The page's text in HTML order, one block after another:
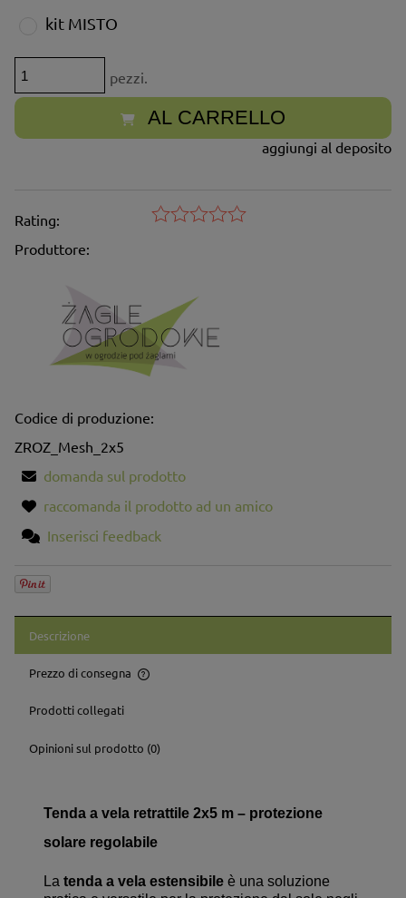
kit MISTO
pezzi.
AL CARRELLO
aggiungi al deposito
Rating:
Produttore:
Codice di produzione:
ZROZ_Mesh_2x5
domanda sul prodotto
raccomanda il prodotto ad un amico
Inserisci feedback
Descrizione
Prezzo di consegna
Il prezzo non include eventuali costi di bonifico
Prodotti collegati
Opinioni sul prodotto (0)
Tenda a vela retrattile 2x5 m – protezione
solare regolabile
La tenda a vela estensibile è una soluzione